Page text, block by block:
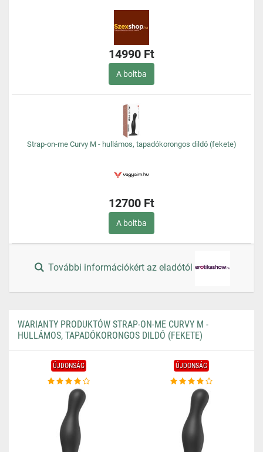
14990 Ft
A boltba
Strap-on-me Curvy M - hullámos, tapadókorongos dildó (fekete)
12700 Ft
A boltba
További információkért az eladótól
WARIANTY PRODUKTÓW STRAP-ON-ME CURVY M -
HULLÁMOS, TAPADÓKORONGOS DILDÓ (FEKETE)
ÚJDONSÁG ÚJDONSÁG